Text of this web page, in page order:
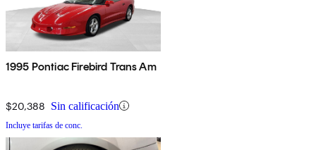
1995 Pontiac Firebird Trans Am
$20,388 Sin calificación
Incluye tarifas de conc.